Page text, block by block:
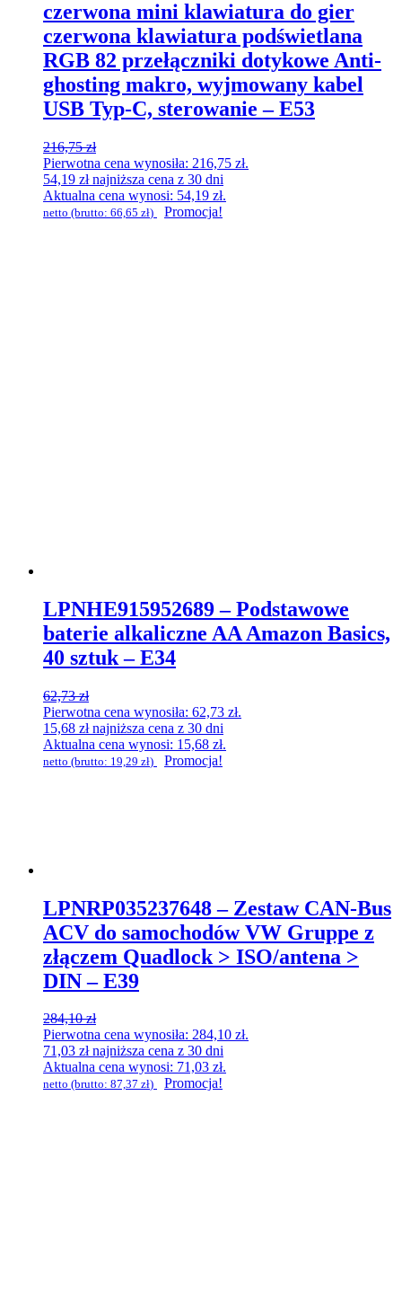
czerwona mini klawiatura do gier
czerwona klawiatura podświetlana
RGB 82 przełączniki dotykowe Anti-
ghosting makro, wyjmowany kabel
USB Typ-C, sterowanie – E53
216,75zł
Pierwotna cena wynosiła: 216,75 zł.
54,19 złnajniższa cena z 30 dni
Aktualna cena wynosi: 54,19 zł.
netto (brutto: 66,65 zł) Promocja!
LPNHE915952689 – Podstawowe
baterie alkaliczne AA Amazon Basics,
40 sztuk – E34
62,73zł
Pierwotna cena wynosiła: 62,73 zł.
15,68 złnajniższa cena z 30 dni
Aktualna cena wynosi: 15,68 zł.
netto (brutto: 19,29 zł) Promocja!
LPNRP035237648 – Zestaw CAN-Bus
ACV do samochodów VW Gruppe z
złączem Quadlock > ISO/antena >
DIN – E39
284,10zł
Pierwotna cena wynosiła: 284,10 zł.
71,03 złnajniższa cena z 30 dni
Aktualna cena wynosi: 71,03 zł.
netto (brutto: 87,37 zł) Promocja!